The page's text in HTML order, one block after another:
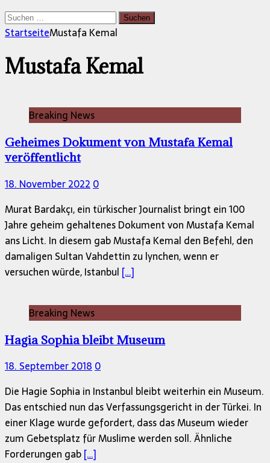
Suchen
nach:
StartseiteMustafa Kemal
Mustafa Kemal
Breaking News
Geheimes Dokument von Mustafa Kemal
veröffentlicht
18. November 2022 0
Murat Bardakçı, ein türkischer Journalist bringt ein 100
Jahre geheim gehaltenes Dokument von Mustafa Kemal
ans Licht. In diesem gab Mustafa Kemal den Befehl, den
damaligen Sultan Vahdettin zu lynchen, wenn er
versuchen würde, Istanbul […]
Breaking News
Hagia Sophia bleibt Museum
18. September 20180
Die Hagie Sophia in Instanbul bleibt weiterhin ein Museum.
Das entschied nun das Verfassungsgericht in der Türkei. In
einer Klage wurde gefordert, dass das Museum wieder
zum Gebetsplatz für Muslime werden soll. Ähnliche
Forderungen gab[…]